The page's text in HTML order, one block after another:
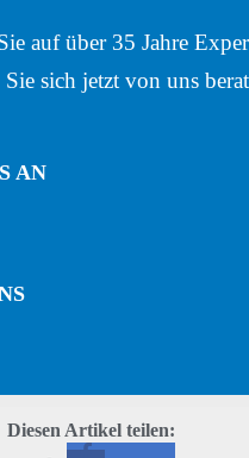
auf über 35 Jahre
Sie sich jetzt von uns
AN
Diesen Artikel teilen: